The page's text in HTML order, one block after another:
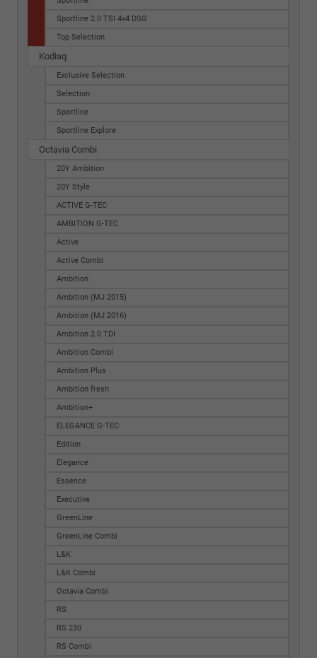
Sportline 2.0 TSI 4x4 DSG
Top Selection
Kodiaq
Exclusive Selection
Selection
Sportline
Sportline Explore
Octavia Combi
20Y Ambition
20Y Style
ACTIVE G-TEC
AMBITION G-TEC
Active
Active Combi
Ambition
Ambition (MJ 2015)
Ambition (MJ 2016)
Ambition 2.0 TDI
Ambition Combi
Ambition Plus
Ambition fresh
Ambition+
ELEGANCE G-TEC
Edition
Elegance
Essence
Executive
GreenLine
GreenLine Combi
L&K
L&K Combi
Octavia Combi
RS
RS 230
RS Combi